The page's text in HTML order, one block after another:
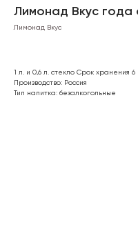
Лимонад Вкус
Лимонад Вкус
1 л. и 0,6 л. стекло Срок хранения 6
Производство: Россия
Тип напитка: безалкогольные